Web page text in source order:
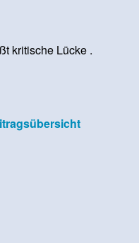
kritische Lücke .